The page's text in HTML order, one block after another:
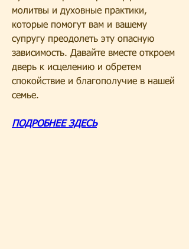
молитвы и духовные практики,
которые помогут вам и вашему
супругу преодолеть эту опасную
зависимость. Давайте вместе откроем
дверь к исцелению и обретем
спокойствие и благополучие в нашей
семье.
ПОДРОБНЕЕ ЗДЕСЬ